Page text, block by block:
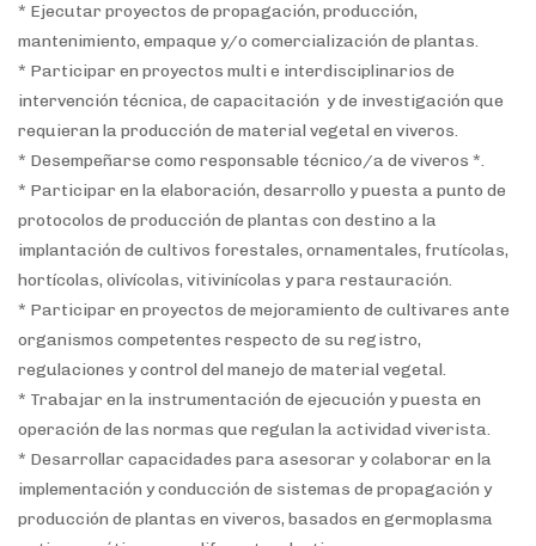
* Ejecutar proyectos de propagación, producción,
mantenimiento, empaque y/o comercialización de plantas.
* Participar en proyectos multi e interdisciplinarios de
intervención técnica, de capacitación y de investigación que
requieran la producción de material vegetal en viveros.
* Desempeñarse como responsable técnico/a de viveros *.
* Participar en la elaboración, desarrollo y puesta a punto de
protocolos de producción de plantas con destino a la
implantación de cultivos forestales, ornamentales, frutícolas,
hortícolas, olivícolas, vitivinícolas y para restauración.
* Participar en proyectos de mejoramiento de cultivares ante
organismos competentes respecto de su registro,
regulaciones y control del manejo de material vegetal.
* Trabajar en la instrumentación de ejecución y puesta en
operación de las normas que regulan la actividad viverista.
* Desarrollar capacidades para asesorar y colaborar en la
implementación y conducción de sistemas de propagación y
producción de plantas en viveros, basados en germoplasma